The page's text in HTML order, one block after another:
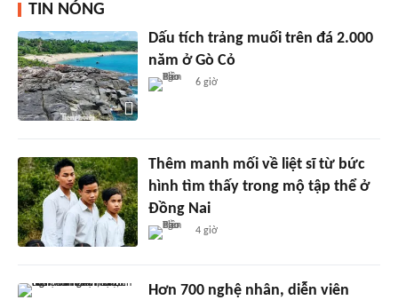
TIN NÓNG
Dấu tích trảng muối trên đá 2.000
năm ở Gò Cỏ
6 giờ
Thêm manh mối về liệt sĩ từ bức
hình tìm thấy trong mộ tập thể ở
Đồng Nai
4 giờ
Hơn 700 nghệ nhân, diễn viên